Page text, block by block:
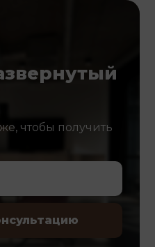
чтобы получить